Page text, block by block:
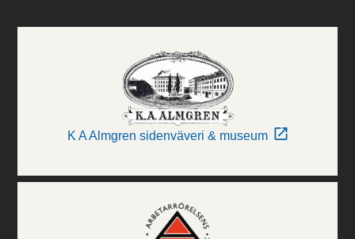
K A Almgren sidenväveri & museum